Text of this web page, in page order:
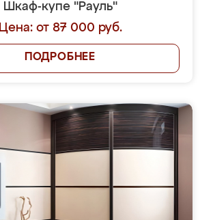
Шкаф-купе "Рауль"
Цена: от 87 000 руб.
ПОДРОБНЕЕ